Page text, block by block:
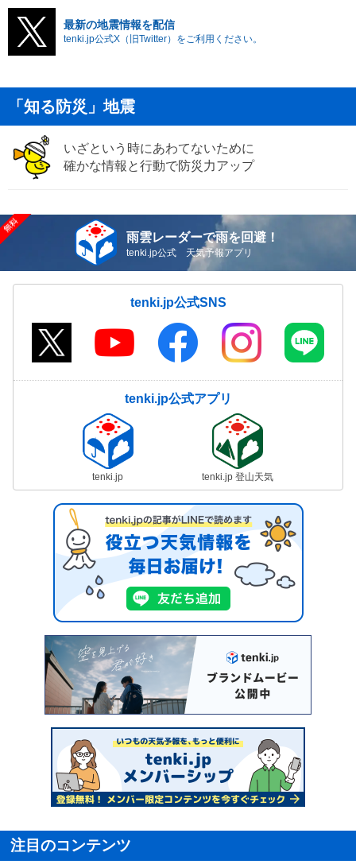
最新の地震情報を配信
tenki.jp公式X（旧Twitter）をご利用ください。
「知る防災」地震
いざという時にあわてないために
確かな情報と行動で防災力アップ
雨雲レーダーで雨を回避！
tenki.jp公式 天気予報アプリ
tenki.jp公式SNS
tenki.jp公式アプリ
tenki.jp tenki.jp 登山天気
注目のコンテンツ